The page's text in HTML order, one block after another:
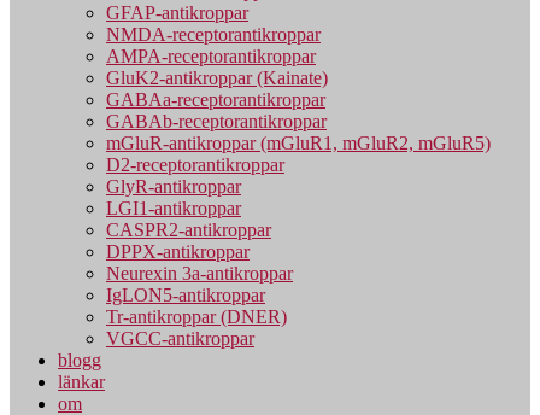
GFAP-antikroppar
NMDA-receptorantikroppar
AMPA-receptorantikroppar
GluK2-antikroppar (Kainate)
GABAa-receptorantikroppar
GABAb-receptorantikroppar
mGluR-antikroppar (mGluR1, mGluR2, mGluR5)
D2-receptorantikroppar
GlyR-antikroppar
LGI1-antikroppar
CASPR2-antikroppar
DPPX-antikroppar
Neurexin 3a-antikroppar
IgLON5-antikroppar
Tr-antikroppar (DNER)
VGCC-antikroppar
blogg
länkar
om